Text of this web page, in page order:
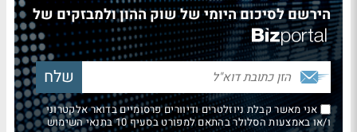
הירשם לסיכום היומי של שוק ההון ולמבזקים של
אני מאשר קבלת ניוזלטרים ודיוורים פרסומיים בדואר אלקטרוני
ו/או באמצעות הסלולר בהתאם למפורט בסעיף 10 בתנאי השימוש